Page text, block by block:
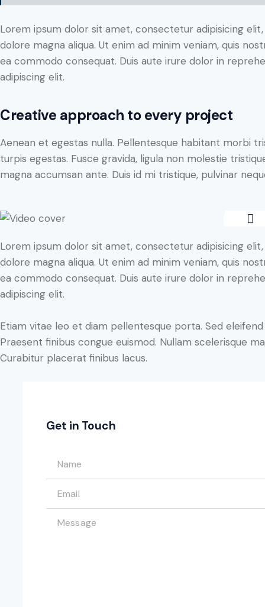
Lorem ipsum dolor sit amet, consectetur adipisicing
dolore magna aliqua. Ut enim ad minim veniam, quis
ea commodo consequat. Duis aute irure dolor in
adipiscing elit.
Creative approach to every project
Aenean et egestas nulla. Pellentesque habitant morbi
turpis egestas. Fusce gravida, ligula non molestie
magna accumsan ante. Duis id mi tristique, pulvinar
Lorem ipsum dolor sit amet, consectetur adipisicing
dolore magna aliqua. Ut enim ad minim veniam, quis
ea commodo consequat. Duis aute irure dolor in
adipiscing elit.
Etiam vitae leo et diam pellentesque porta. Sed
Praesent finibus congue euismod. Nullam scelerisque
Curabitur placerat finibus lacus.
Get in Touch